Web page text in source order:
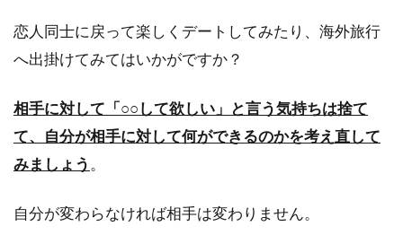
恋人同士に戻って楽しくデートしてみたり、海外旅行
へ出掛けてみてはいかがですか？
相手に対して「○○して欲しい」と言う気持ちは捨て
て、自分が相手に対して何ができるのかを考え直して
みましょう 。
自分が変わらなければ相手は変わりません。